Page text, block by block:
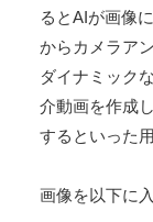
るとAIが画像
からカメラア
ダイナミック
介動画を作成
するといった
画像を以下に